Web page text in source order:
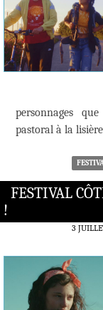
personnages
pastoral à la
FESTIVAL
!
3